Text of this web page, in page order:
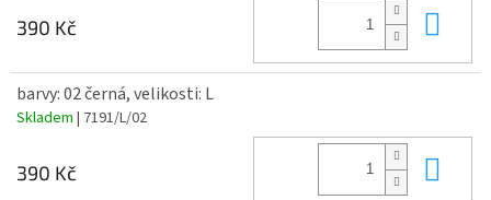
390 Kč
barvy: 02 černá, velikosti: L
Skladem | 7191/L/02
390 Kč